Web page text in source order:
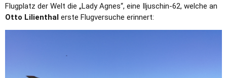
Flugplatz der Welt die „Lady Agnes“, eine Iljuschin-62, welche an
Otto Lilienthal erste Flugversuche erinnert: